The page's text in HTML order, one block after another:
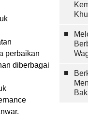
perbaikan
diberbagai